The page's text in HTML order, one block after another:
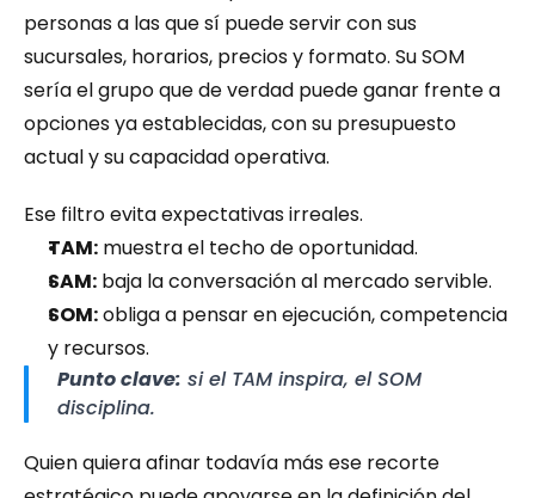
personas a las que sí puede servir con sus
sucursales, horarios, precios y formato. Su SOM
sería el grupo que de verdad puede ganar frente a
opciones ya establecidas, con su presupuesto
actual y su capacidad operativa.
Ese filtro evita expectativas irreales.
TAM: muestra el techo de oportunidad.
SAM: baja la conversación al mercado servible.
SOM: obliga a pensar en ejecución, competencia
y recursos.
Punto clave: si el TAM inspira, el SOM
disciplina.
Quien quiera afinar todavía más ese recorte